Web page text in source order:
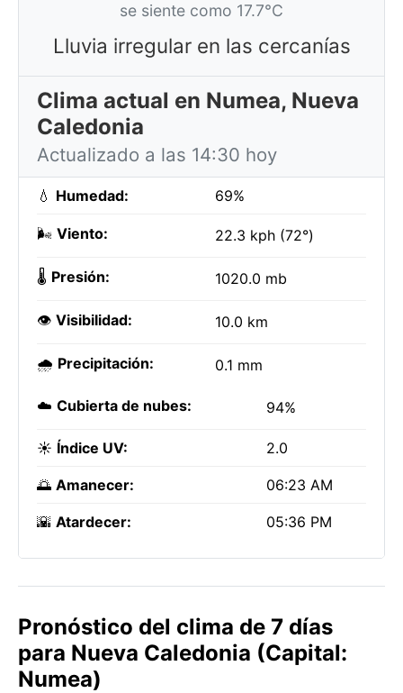
se siente como 17.7°C
Lluvia irregular en las cercanías
Clima actual en Numea, Nueva
Caledonia
Actualizado a las 14:30 hoy
💧 Humedad: 69%
🌬️ Viento: 22.3 kph (72°)
🌡️ Presión: 1020.0 mb
👁️ Visibilidad: 10.0 km
🌧️ Precipitación: 0.1 mm
☁️ Cubierta de nubes: 94%
☀️ Índice UV: 2.0
🌅 Amanecer: 06:23 AM
🌇 Atardecer: 05:36 PM
Pronóstico del clima de 7 días
para Nueva Caledonia (Capital:
Numea)